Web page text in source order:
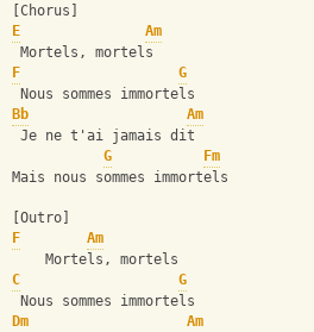
[Chorus]
E
Am
Mortels, mortels
F
G
Nous sommes immortels
Bb
Am
Je ne t'ai jamais dit
G
Fm
Mais nous sommes immortels
[Outro]
F
Am
    Mortels, mortels
C
G
Nous sommes immortels
Dm
Am